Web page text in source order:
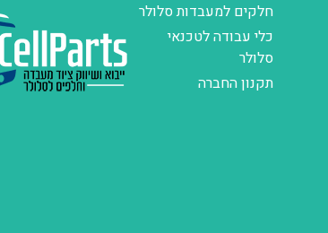
חלקים למעבדות סלולר
כלי עבודה לטכנאי
סלולר
תקנון החברה